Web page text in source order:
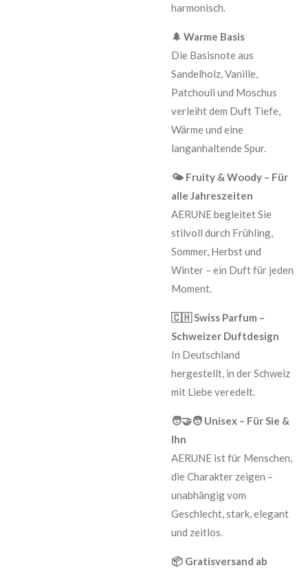
harmonisch.
🌲 Warme Basis
Die Basisnote aus
Sandelholz, Vanille,
Patchouli und Moschus
verleiht dem Duft Tiefe,
Wärme und eine
langanhaltende Spur.
🌤 Fruity & Woody – Für
alle Jahreszeiten
AERUNE begleitet Sie
stilvoll durch Frühling,
Sommer, Herbst und
Winter – ein Duft für jeden
Moment.
🇨🇭 Swiss Parfum –
Schweizer Duftdesign
In Deutschland
hergestellt, in der Schweiz
mit Liebe veredelt.
🧑‍🤝‍🧑 Unisex – Für Sie &
Ihn
AERUNE ist für Menschen,
die Charakter zeigen –
unabhängig vom
Geschlecht, stark, elegant
und zeitlos.
📦 Gratisversand ab